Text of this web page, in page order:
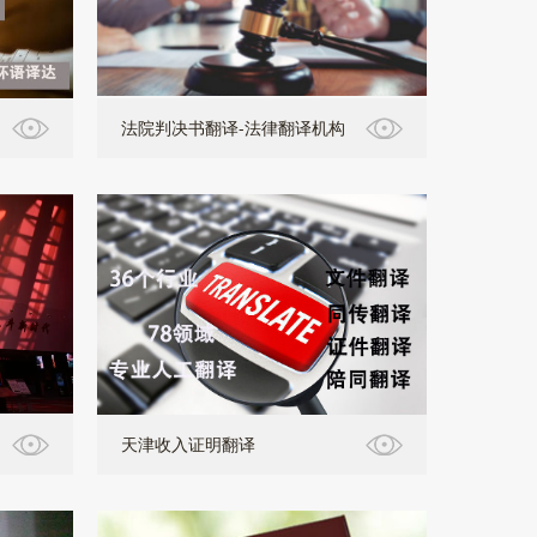
法院判决书翻译-法律翻译机构
天津收入证明翻译